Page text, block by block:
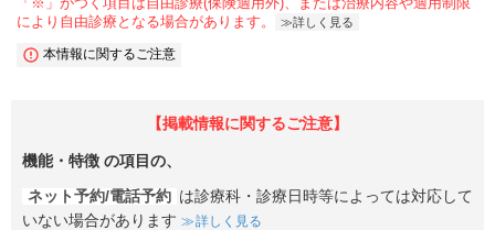
「※」がつく項目は自由診療(保険適用外)、または治療内容や適用制限
により自由診療となる場合があります。
詳しく見る
本情報に関するご注意
【掲載情報に関するご注意】
機能・特徴 の項目の、
ネット予約/電話予約 は診療科・診療日時等によっては対応して
いない場合があります
詳しく見る